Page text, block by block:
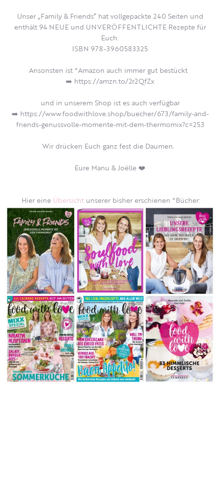
Unser „Family & Friends“ hat vollgepackte 240 Seiten und
enthält 94 NEUE und UNVERÖFFENTLICHTE Rezepte für
Euch.
ISBN 978-3960583325
Ansonsten ist *Amazon auch immer gut bestückt
➡️ https://amzn.to/2r2QfZx
und in unserem Shop ist es auch verfügbar
➡️ https://www.foodwithlove.shop/buecher/673/family-and-
friends-genussvolle-momente-mit-dem-thermomix?c=253
Wir drücken Euch ganz fest die Daumen.
Eure Manu & Joëlle❤️
Hier eine Übersicht unserer bisher erschienen *Bücher: